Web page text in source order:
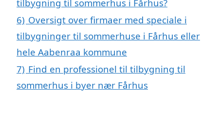
tilbygning til sommerhus i Fårhus?
6) Oversigt over firmaer med speciale i
tilbygninger til sommerhuse i Fårhus eller
hele Aabenraa kommune
7) Find en professionel til tilbygning til
sommerhus i byer nær Fårhus